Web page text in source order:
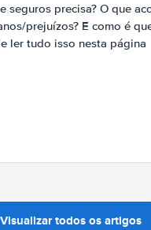
seguros precisa? O que
prejuízos? E como é
ler tudo isso nesta página
Visualizar todos os artigos